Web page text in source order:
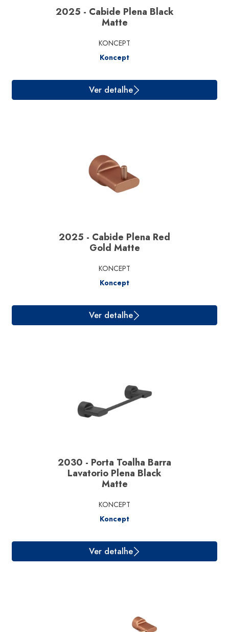
Ver detalhe
Ver detalhe
2025 - Cabide Plena Black
Matte
KONCEPT
Koncept
2025 - Cabide Plena Red
Gold Matte
KONCEPT
Koncept
2030 - Porta Toalha Barra
Lavatorio Plena Black
Matte
KONCEPT
Koncept